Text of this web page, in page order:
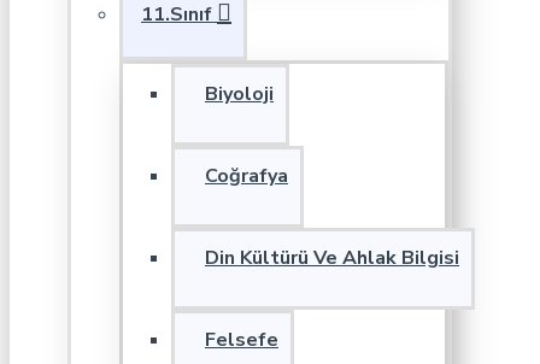
11.Sınıf
Biyoloji
Coğrafya
Din Kültürü Ve Ahlak Bilgisi
Felsefe